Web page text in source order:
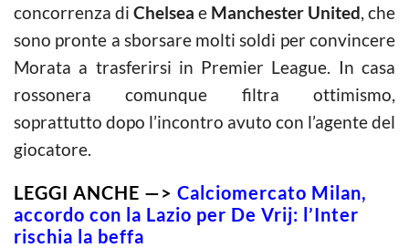
concorrenza di Chelsea e Manchester United, che
sono pronte a sborsare molti soldi per convincere
Morata a trasferirsi in Premier League. In casa
rossonera comunque filtra ottimismo,
soprattutto dopo l’incontro avuto con l’agente del
giocatore.
LEGGI ANCHE —> Calciomercato Milan,
accordo con la Lazio per De Vrij: l’Inter
rischia la beffa